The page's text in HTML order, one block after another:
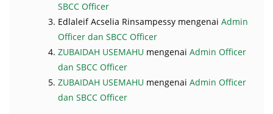
SBCC Officer
Edlaleif Acselia Rinsampessy mengenai Admin
Officer dan SBCC Officer
ZUBAIDAH USEMAHU mengenai Admin Officer
dan SBCC Officer
ZUBAIDAH USEMAHU mengenai Admin Officer
dan SBCC Officer